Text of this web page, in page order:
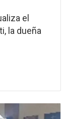
el
la dueña